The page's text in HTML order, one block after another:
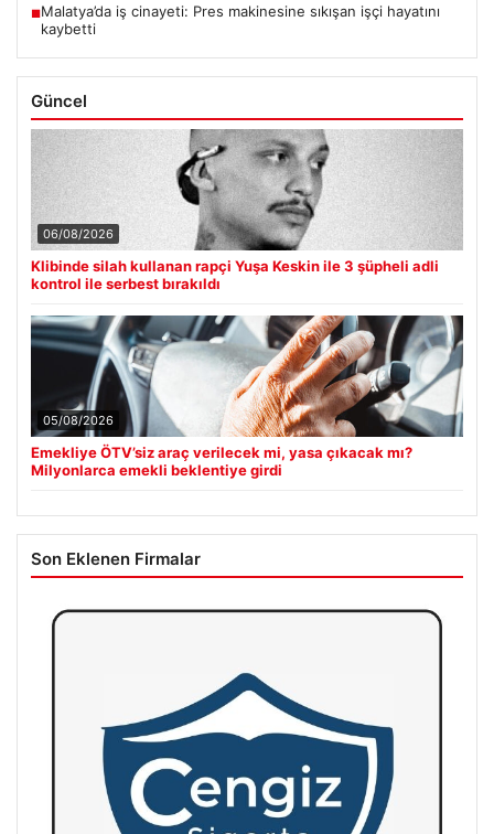
■Malatya’da iş cinayeti: Pres makinesine sıkışan işçi hayatını
kaybetti
Güncel
06/08/2026
Klibinde silah kullanan rapçi Yuşa Keskin ile 3 şüpheli adli
kontrol ile serbest bırakıldı
05/08/2026
Emekliye ÖTV’siz araç verilecek mi, yasa çıkacak mı?
Milyonlarca emekli beklentiye girdi
Son Eklenen Firmalar